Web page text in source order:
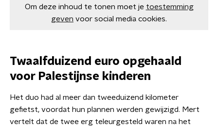
Om deze inhoud te tonen moet je toestemming
geven voor social media cookies.
Twaalfduizend euro opgehaald
voor Palestijnse kinderen
Het duo had al meer dan tweeduizend kilometer
gefietst, voordat hun plannen werden gewijzigd. Mert
vertelt dat de twee erg teleurgesteld waren na het